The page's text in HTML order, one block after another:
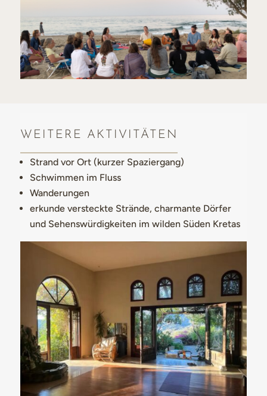
WEITERE AKTIVITÄTEN
Strand vor Ort (kurzer Spaziergang)
Schwimmen im Fluss
Wanderungen
erkunde versteckte Strände, charmante Dörfer
und Sehenswürdigkeiten im wilden Süden Kretas